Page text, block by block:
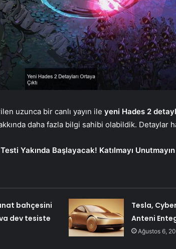
uzunca bir canlı yayın ile yeni Hades 2
daha fazla bilgi sahibi olabildik. Detaylar
Yakında Başlayacak! Katılmayı Unutmayın
bahçesini
dev tesiste
Tesla,
Anteni
Ağustos 6,